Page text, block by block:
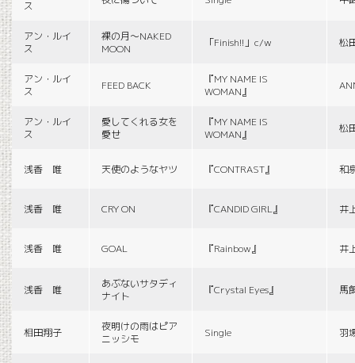
ス
アン・ルイ
ス
裸の月〜NAKED
MOON
「Finish!!」c/w 松
アン・ルイ
ス
FEED BACK
『MY NAME IS
WOMAN』
アン・ルイ
ス
愛してくれる女を
愛せ
『MY NAME IS
WOMAN』
松
浅香 唯 天使のようなヤツ 『CONTRAST』 和
浅香 唯 CRY ON 『CANDID GIRL』 井
浅香 唯 GOAL 『Rainbow』 井
浅香 唯
あぶないサタディ
ナイト
『Crystal Eyes』 馬
相田翔子
夜明けの雨はピア
ニッシモ
Single 羽